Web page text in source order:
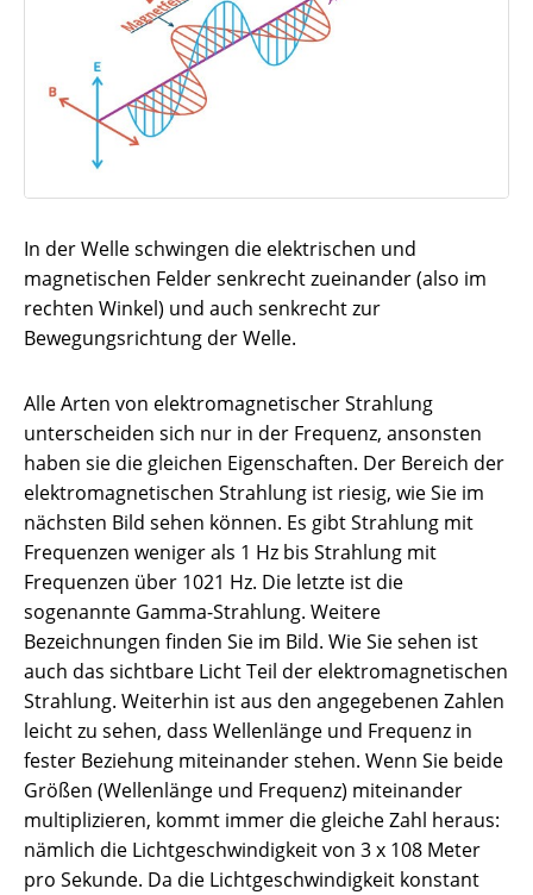
In der Welle schwingen die elektrischen und
magnetischen Felder senkrecht zueinander (also im
rechten Winkel) und auch senkrecht zur
Bewegungsrichtung der Welle.
Alle Arten von elektromagnetischer Strahlung
unterscheiden sich nur in der Frequenz, ansonsten
haben sie die gleichen Eigenschaften. Der Bereich der
elektromagnetischen Strahlung ist riesig, wie Sie im
nächsten Bild sehen können. Es gibt Strahlung mit
Frequenzen weniger als 1 Hz bis Strahlung mit
Frequenzen über 1021 Hz. Die letzte ist die
sogenannte Gamma-Strahlung. Weitere
Bezeichnungen finden Sie im Bild. Wie Sie sehen ist
auch das sichtbare Licht Teil der elektromagnetischen
Strahlung. Weiterhin ist aus den angegebenen Zahlen
leicht zu sehen, dass Wellenlänge und Frequenz in
fester Beziehung miteinander stehen. Wenn Sie beide
Größen (Wellenlänge und Frequenz) miteinander
multiplizieren, kommt immer die gleiche Zahl heraus:
nämlich die Lichtgeschwindigkeit von 3 x 108 Meter
pro Sekunde. Da die Lichtgeschwindigkeit konstant